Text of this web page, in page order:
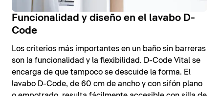
Funcionalidad y diseño en el lavabo D-
Code
Los criterios más importantes en un baño sin barreras
son la funcionalidad y la flexibilidad. D-Code Vital se
encarga de que tampoco se descuide la forma. El
lavabo D-Code, de 60 cm de ancho y con sifón plano